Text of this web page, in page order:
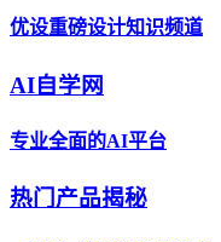
优设重磅设计知识频道
AI自学网
专业全面的AI平台
热门产品揭秘